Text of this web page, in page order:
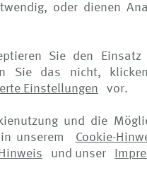
oder dienen
Sie den
Sie das nicht,
Einstellungen vor.
und die
unserem
Cookie-
und unser
wird normalerweise
Einstellungen zu
jederzeit ändern,
bedeutsam
wir eine